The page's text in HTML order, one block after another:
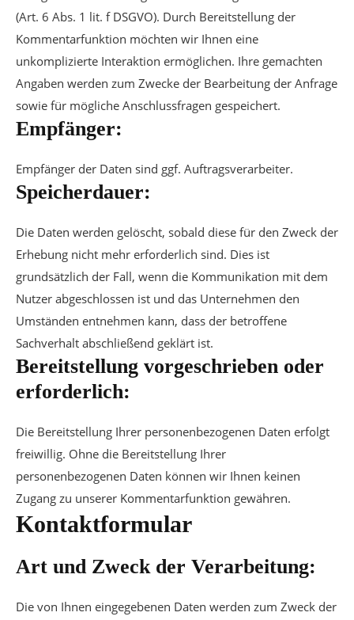
(Art. 6 Abs. 1 lit. f DSGVO). Durch Bereitstellung der
Kommentarfunktion möchten wir Ihnen eine
unkomplizierte Interaktion ermöglichen. Ihre gemachten
Angaben werden zum Zwecke der Bearbeitung der Anfrage
sowie für mögliche Anschlussfragen gespeichert.
Empfänger:
Empfänger der Daten sind ggf. Auftragsverarbeiter.
Speicherdauer:
Die Daten werden gelöscht, sobald diese für den Zweck der
Erhebung nicht mehr erforderlich sind. Dies ist
grundsätzlich der Fall, wenn die Kommunikation mit dem
Nutzer abgeschlossen ist und das Unternehmen den
Umständen entnehmen kann, dass der betroffene
Sachverhalt abschließend geklärt ist.
Bereitstellung vorgeschrieben oder
erforderlich:
Die Bereitstellung Ihrer personenbezogenen Daten erfolgt
freiwillig. Ohne die Bereitstellung Ihrer
personenbezogenen Daten können wir Ihnen keinen
Zugang zu unserer Kommentarfunktion gewähren.
Kontaktformular
Art und Zweck der Verarbeitung:
Die von Ihnen eingegebenen Daten werden zum Zweck der